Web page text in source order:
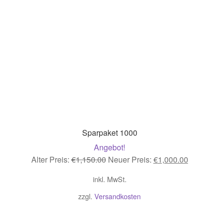
Sparpaket 1000
Angebot!
Alter Preis:€1,150.00 Ursprünglicher
war:
€1,150.00
Neuer Preis: €1,000.00Aktueller
inkl. MwSt.
zzgl. Versandkosten